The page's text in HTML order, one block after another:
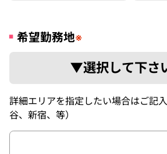
希望勤務地※
詳細エリアを指定したい場合はご記
谷、新宿、等）